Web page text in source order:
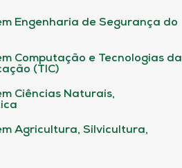
Engenharia de Segurança do
Computação e Tecnologias da
(TIC)
Ciências Naturais,
Agricultura, Silvicultura,